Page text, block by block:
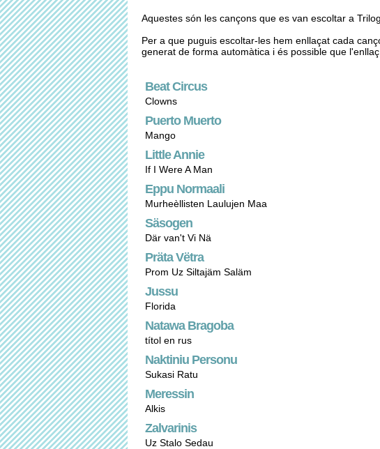
Aquestes són les cançons que es van escoltar a
Per a que puguis escoltar-les hem enllaçat cada
generat de forma automàtica i és possible que
Beat Circus
Clowns
Puerto Muerto
Mango
Little Annie
If I Were A Man
Eppu Normaali
Murheèllisten Laulujen Maa
Säsogen
Där van't Vi Nä
Präta Vëtra
Prom Uz Siltajäm Saläm
Jussu
Florida
Natawa Bragoba
títol en rus
Naktiniu Personu
Sukasi Ratu
Meressin
Alkis
Zalvarinis
Uz Stalo Sedau